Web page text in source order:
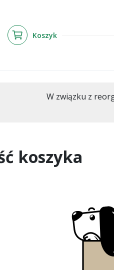
Koszyk
W związku z
koszyka